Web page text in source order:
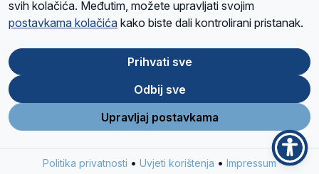
O namaRadio ProgramVolonteriPrijateljiKontaktPravila privatnosti
Ova stranica je zaštićena Google reCAPTCHA sustavom
Store
Google
Play
svih kolačića. Međutim, možete upravljati svojim
postavkama kolačića kako biste dali kontrolirani pristanak.
Prihvati sve
Odbij sve
Upravljaj postavkama
Politika privatnosti • Uvjeti korištenja • Impressum